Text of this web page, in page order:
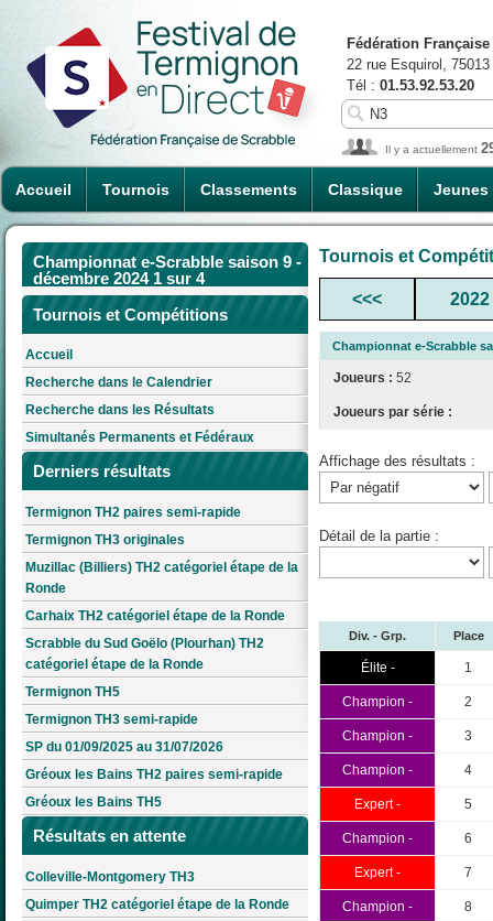
Accueil Tournois Classements Classique Jeunes
Fédération
22 rue Esquirol,
Tél : 01.53.92.53.20
Il y a actuellement
Championnat e-Scrabble saison 9 -
décembre 2024 1 sur 4
Tournois et Compétitions
Accueil
Recherche dans le Calendrier
Recherche dans les Résultats
Simultanés Permanents et Fédéraux
Derniers résultats
Termignon TH2 paires semi-rapide
Termignon TH3 originales
Muzillac (Billiers) TH2 catégoriel étape de la
Ronde
Carhaix TH2 catégoriel étape de la Ronde
Scrabble du Sud Goëlo (Plourhan) TH2
catégoriel étape de la Ronde
Termignon TH5
Termignon TH3 semi-rapide
SP du 01/09/2025 au 31/07/2026
Gréoux les Bains TH2 paires semi-rapide
Gréoux les Bains TH5
Résultats en attente
Colleville-Montgomery TH3
Quimper TH2 catégoriel étape de la Ronde
Tournois et
<<< 2022
Championnat e-Scrabble
Joueurs : 52
Joueurs par série :
Affichage des résultats :
Détail de la partie :
Div. - Grp. Place
Élite - 1
Champion - 2
Champion - 3
Champion - 4
Expert - 5
Champion - 6
Expert - 7
Champion - 8